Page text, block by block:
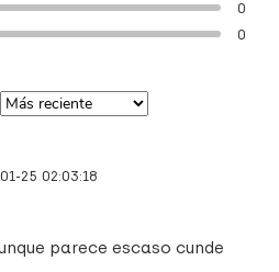
0
0
25 02:03:18
parece escaso cunde